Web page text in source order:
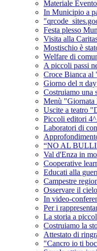
Materiale
In Municipio a
Festa plesso
Visita alla
Mostischio è
Welfare di
A piccoli passi
Croce Bianca
Giorno del π day
Costruiamo una
Menù "Giornata
Uscite a teatro
Piccoli editori
Laboratori di
“NO AL
Val d'Enza in
Cooperative
Educati alla
Campestre
Osservare il cielo
In video-
Per i
La storia a
Costruiamo la
Attestato di
"Cancro io ti